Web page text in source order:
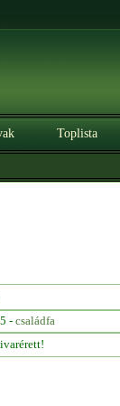
Toplista
- családfa